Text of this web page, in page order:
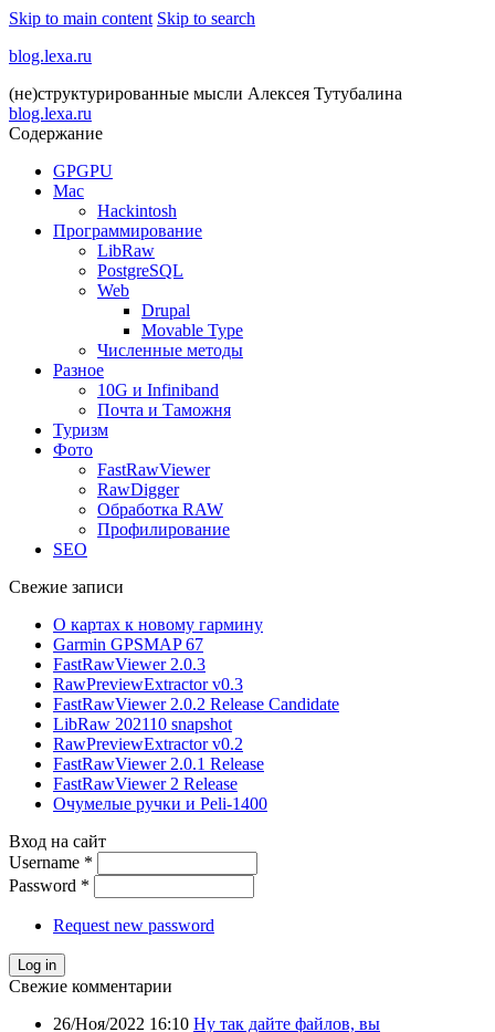
Skip to main content Skip to search
blog.lexa.ru
(не)структурированные мысли Алексея Тутубалина
blog.lexa.ru
Содержание
GPGPU
Mac
Hackintosh
Программирование
LibRaw
PostgreSQL
Web
Drupal
Movable Type
Численные методы
Разное
10G и Infiniband
Почта и Таможня
Туризм
Фото
FastRawViewer
RawDigger
Обработка RAW
Профилирование
SEO
Свежие записи
О картах к новому гармину
Garmin GPSMAP 67
FastRawViewer 2.0.3
RawPreviewExtractor v0.3
FastRawViewer 2.0.2 Release Candidate
LibRaw 202110 snapshot
RawPreviewExtractor v0.2
FastRawViewer 2.0.1 Release
FastRawViewer 2 Release
Очумелые ручки и Peli-1400
Вход на сайт
Username *
Password *
Request new password
Свежие комментарии
26/Ноя/2022 16:10 Ну так дайте файлов, вы